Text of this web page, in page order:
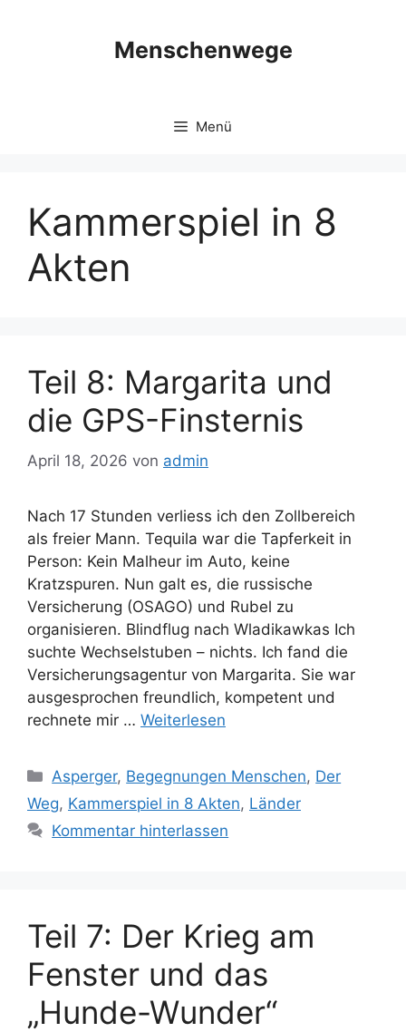
Menschenwege
Menü
Kammerspiel in 8
Akten
Teil 8: Margarita und
die GPS-Finsternis
April 18, 2026 von admin
Nach 17 Stunden verliess ich den Zollbereich
als freier Mann. Tequila war die Tapferkeit in
Person: Kein Malheur im Auto, keine
Kratzspuren. Nun galt es, die russische
Versicherung (OSAGO) und Rubel zu
organisieren. Blindflug nach Wladikawkas Ich
suchte Wechselstuben – nichts. Ich fand die
Versicherungsagentur von Margarita. Sie war
ausgesprochen freundlich, kompetent und
rechnete mir … Weiterlesen
Kategorien
Asperger, Begegnungen Menschen, Der
Weg, Kammerspiel in 8 Akten, Länder
Kommentar hinterlassen
Teil 7: Der Krieg am
Fenster und das
„Hunde-Wunder“